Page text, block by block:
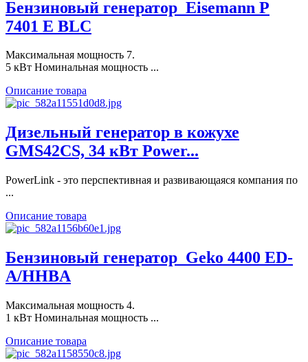
Бензиновый генератор_Eisemann P
7401 E BLC
Максимальная мощность 7.
5 кВт Номинальная мощность ...
Описание товара
Дизельный генератор в кожухе
GMS42CS, 34 кВт Power...
PowerLink - это перспективная и развивающаяся компания по
...
Описание товара
Бензиновый генератор_Geko 4400 ED-
A/HHBA
Максимальная мощность 4.
1 кВт Номинальная мощность ...
Описание товара